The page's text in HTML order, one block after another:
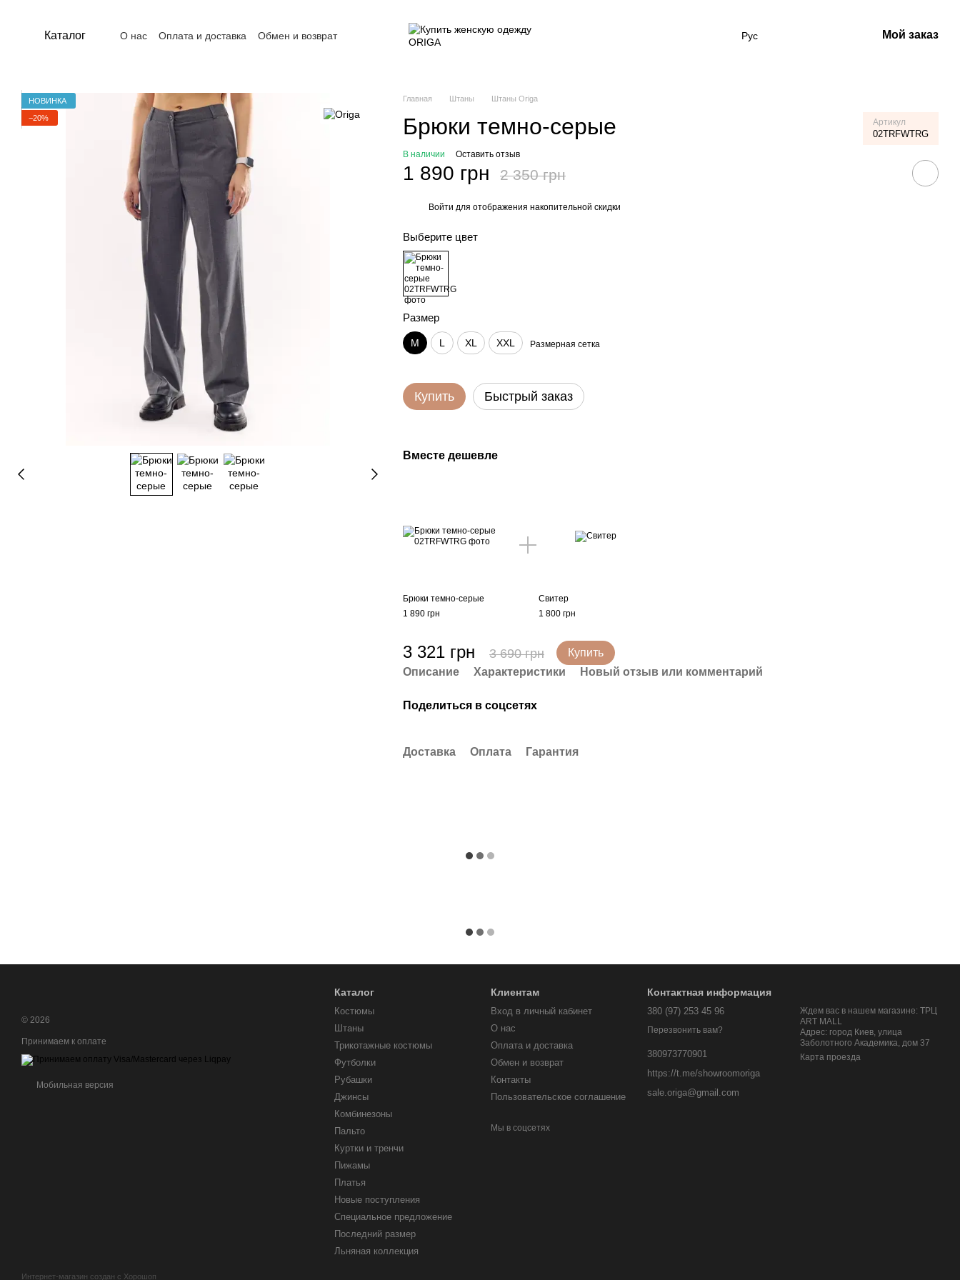
Каталог О нас Оплата и доставка
Обмен и возврат
Рус Мой заказ
НОВИНКА
−20%
Главная Штаны Штаны Origa
Брюки темно-серые Артикул
02TRFWTRG
В наличии Оставить отзыв
1 890 грн 2 350 грн
Войти для отображения накопительной скидки
Выберите цвет
Размер
M L XL XXL Размерная сетка
Купить Быстрый заказ
Вместе дешевле
Брюки темно-серые
1 890 грн
Свитер
1 800 грн
3 321 грн 3 690 грн
Купить
Описание
Характеристики Новый отзыв или комментарий
Поделиться в соцсетях
Доставка Оплата Гарантия
© 2026
Принимаем к оплате
Мобильная версия
Интернет-магазин создан с Хорошоп
Каталог
Костюмы
Штаны
Трикотажные костюмы
Футболки
Рубашки
Джинсы
Комбинезоны
Пальто
Куртки и тренчи
Пижамы
Платья
Новые поступления
Специальное предложение
Последний размер
Льняная коллекция
Клиентам
Вход в личный кабинет
О нас
Оплата и доставка
Обмен и возврат
Контакты
Пользовательское соглашение
Мы в соцсетях
Контактная информация
380 (97) 253 45 96
Перезвонить вам?
380973770901
https://t.me/showroomoriga
sale.origa@gmail.com
Ждем вас в нашем магазине: ТРЦ
ART MALL
Адрес: город Киев, улица
Заболотного Академика, дом 37
Карта проезда